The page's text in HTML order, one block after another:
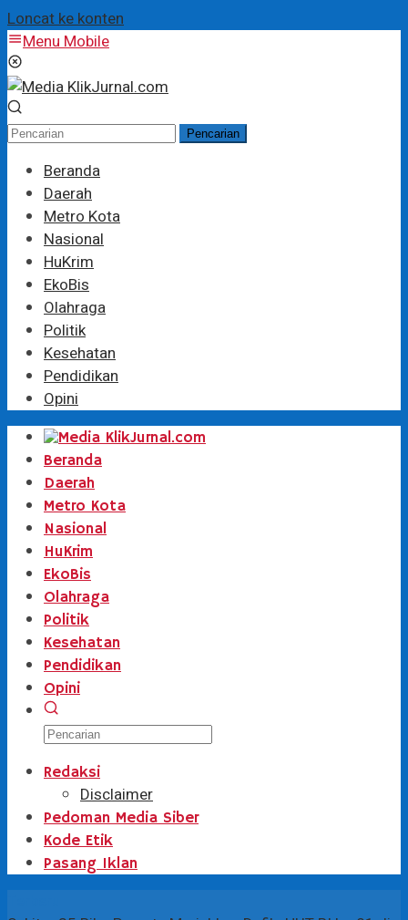
Loncat ke konten
Menu Mobile
Pencarian
Beranda
Daerah
Metro Kota
Nasional
HuKrim
EkoBis
Olahraga
Politik
Kesehatan
Pendidikan
Opini
Beranda
Daerah
Metro Kota
Nasional
HuKrim
EkoBis
Olahraga
Politik
Kesehatan
Pendidikan
Opini
Redaksi
Disclaimer
Pedoman Media Siber
Kode Etik
Pasang Iklan